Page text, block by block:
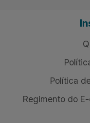
Política
Regimento do